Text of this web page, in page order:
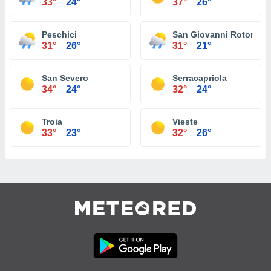
33° 24° 37° 26°
Peschici
31° 26°
San Giovanni Rotondo
31° 21°
San Severo
34° 24°
Serracapriola
32° 24°
Troia
33° 23°
Vieste
32° 26°